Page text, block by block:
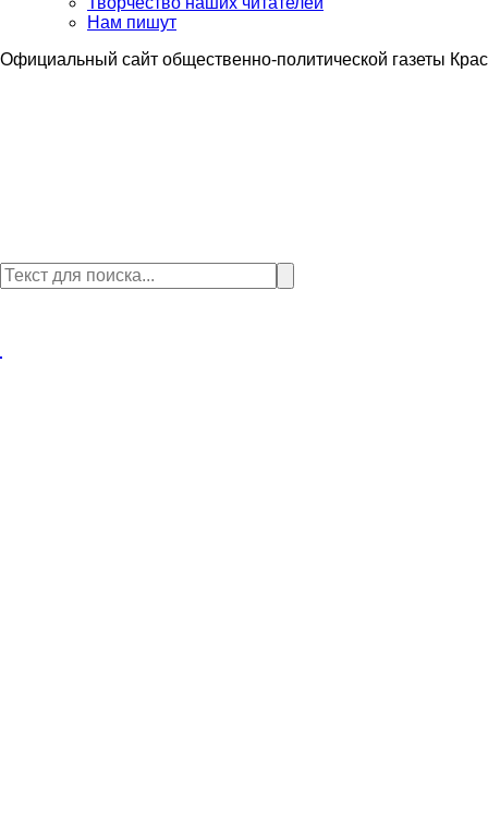
Нам пишут
Официальный сайт общественно-политической газеты